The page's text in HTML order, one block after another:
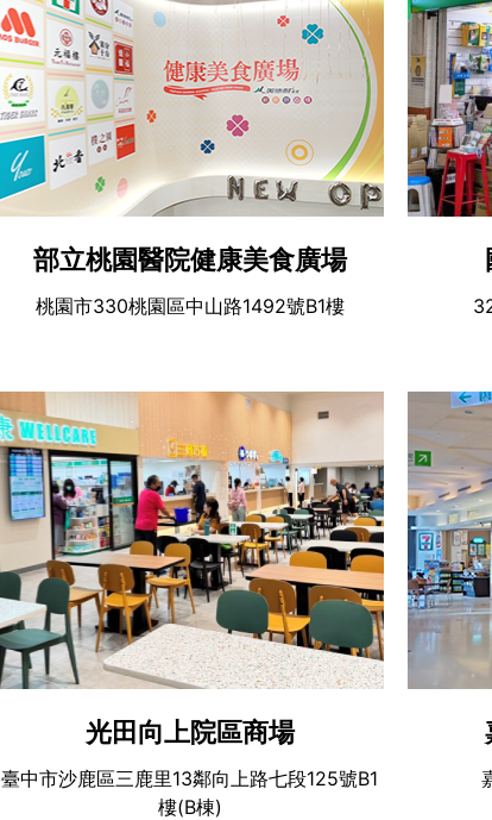
部立桃園醫院健康美食廣場
桃園市330桃園區中山路1492號B1樓
光田向上院區商場
臺中市沙鹿區三鹿里13鄰向上路七段125號B1
樓(B棟)